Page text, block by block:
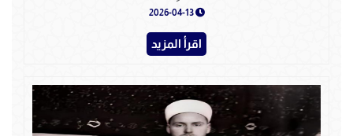
2026-04-13
اقرأ المزيد